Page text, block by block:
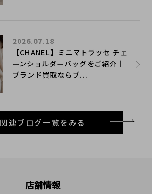
【CHANEL】ミニマトラッセ チェ
ーンショルダーバッグをご紹介｜
ブランド買取ならブ...
2026.07.18
関連ブログ一覧をみる
店舗情報